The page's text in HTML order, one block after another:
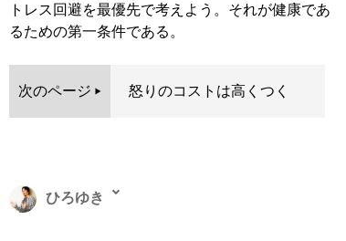
トレス回避を最優先で考えよう。それが健康であ
るための第一条件である。
次のページ 怒りのコストは高くつく
ひろゆき